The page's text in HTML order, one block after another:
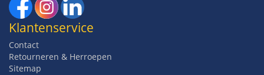
Klantenservice
Contact
Retourneren & Herroepen
Sitemap